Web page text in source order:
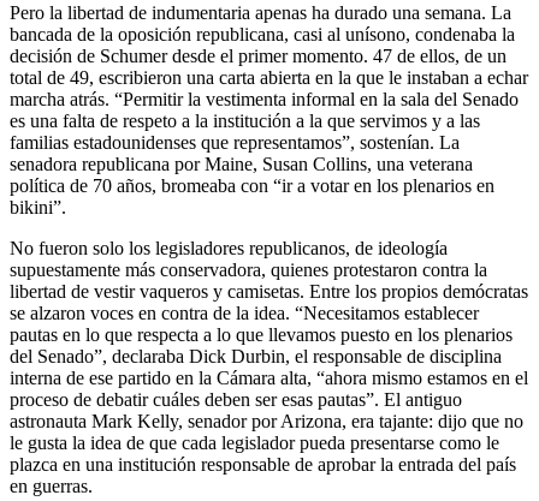
Pero la libertad de indumentaria apenas ha durado una semana. La
bancada de la oposición republicana, casi al unísono, condenaba la
decisión de Schumer desde el primer momento. 47 de ellos, de un
total de 49, escribieron una carta abierta en la que le instaban a echar
marcha atrás. “Permitir la vestimenta informal en la sala del Senado
es una falta de respeto a la institución a la que servimos y a las
familias estadounidenses que representamos”, sostenían. La
senadora republicana por Maine, Susan Collins, una veterana
política de 70 años, bromeaba con “ir a votar en los plenarios en
bikini”.
No fueron solo los legisladores republicanos, de ideología
supuestamente más conservadora, quienes protestaron contra la
libertad de vestir vaqueros y camisetas. Entre los propios demócratas
se alzaron voces en contra de la idea. “Necesitamos establecer
pautas en lo que respecta a lo que llevamos puesto en los plenarios
del Senado”, declaraba Dick Durbin, el responsable de disciplina
interna de ese partido en la Cámara alta, “ahora mismo estamos en el
proceso de debatir cuáles deben ser esas pautas”. El antiguo
astronauta Mark Kelly, senador por Arizona, era tajante: dijo que no
le gusta la idea de que cada legislador pueda presentarse como le
plazca en una institución responsable de aprobar la entrada del país
en guerras.